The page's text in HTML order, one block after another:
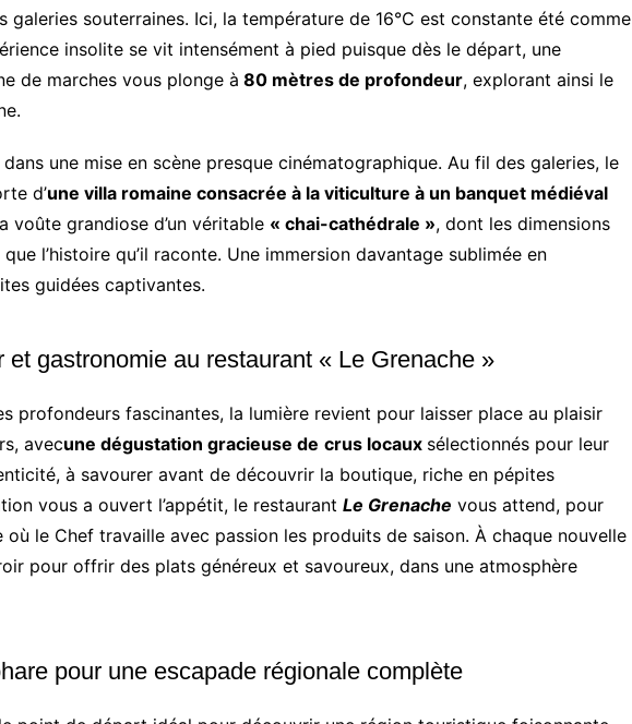
galeries souterraines. Ici, la température de 16°C est constante été comme
insolite se vit intensément à pied puisque dès le départ, une
de marches vous plonge à 80 mètres de profondeur, explorant ainsi le
une mise en scène presque cinématographique. Au fil des galeries, le
d’une villa romaine consacrée à la viticulture à un banquet médiéval
voûte grandiose d’un véritable « chai-cathédrale », dont les dimensions
l’histoire qu’il raconte. Une immersion davantage sublimée en
guidées captivantes.
et gastronomie au restaurant « Le Grenache »
profondeurs fascinantes, la lumière revient pour laisser place au plaisir
avecune dégustation gracieuse de crus locaux sélectionnés pour leur
à savourer avant de découvrir la boutique, riche en pépites
vous a ouvert l’appétit, le restaurant Le Grenache vous attend, pour
où le Chef travaille avec passion les produits de saison. À chaque nouvelle
pour offrir des plats généreux et savoureux, dans une atmosphère
pour une escapade régionale complète